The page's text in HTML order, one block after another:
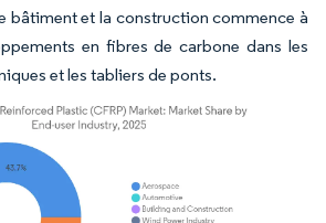
bâtiment et la construction commence à
en fibres de carbone dans les
et les tabliers de ponts.